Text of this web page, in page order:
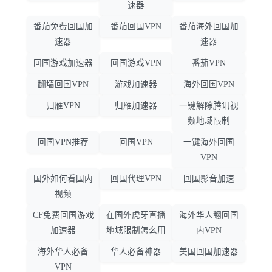
速器
番茄免费回国加
速器
番茄回国VPN
番茄海外回国加
速器
回国游戏加速器 回国游戏VPN 番茄VPN
翻墙回国VPN 游戏加速器 海外回国VPN
归雁VPN 归雁加速器
一键解除腾讯视
频地域限制
回国VPN推荐 回国VPN
一键海外回国
VPN
国外如何看国内
视频
回国代理VPN 回国影音加速
CF免费回国游戏
加速器
在国外虎牙直播
地域限制怎么用
海外华人翻回国
内VPN
海外华人必备
VPN
华人必备神器 美国回国加速器